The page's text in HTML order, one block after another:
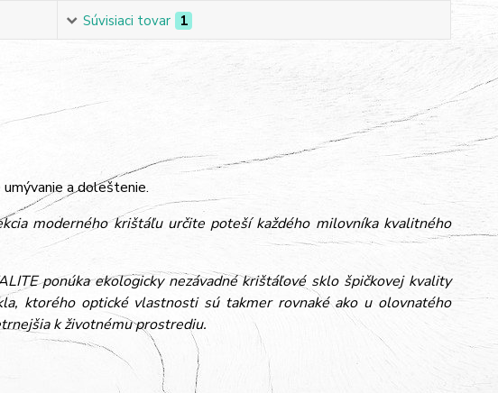
Súvisiaci tovar 1
a doleštenie.
moderného krištáľu určite poteší každého milovníka kvalitného
ponúka ekologicky nezávadné krištáľové sklo špičkovej kvality
ktorého optické vlastnosti sú takmer rovnaké ako u olovnatého
k životnému prostrediu.